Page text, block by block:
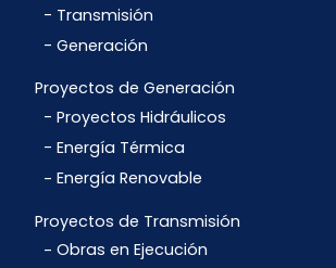
Transmisión
Generación
Proyectos de Generación
Proyectos Hidráulicos
Energía Térmica
Energía Renovable
Proyectos de Transmisión
Obras en Ejecución